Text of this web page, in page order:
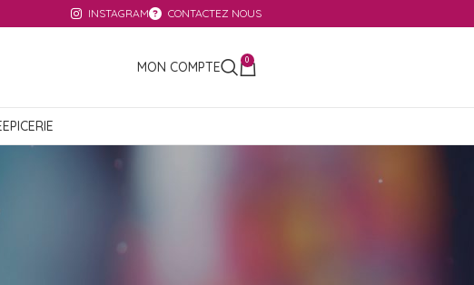
INSTAGRAM CONTACTEZ NOUS
MON COMPTE 0
EPICERIE